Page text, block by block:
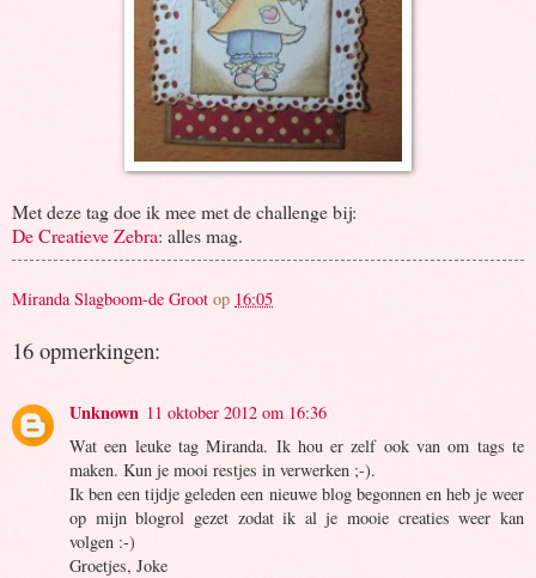
Met deze tag doe ik mee met de challenge bij:
De Creatieve Zebra: alles mag.
Miranda Slagboom-de Groot op 16:05
16 opmerkingen:
Unknown 11 oktober 2012 om 16:36
Wat een leuke tag Miranda. Ik hou er zelf ook van om tags te
maken. Kun je mooi restjes in verwerken ;-).
Ik ben een tijdje geleden een nieuwe blog begonnen en heb je weer
op mijn blogrol gezet zodat ik al je mooie creaties weer kan
volgen :-)
Groetjes, Joke